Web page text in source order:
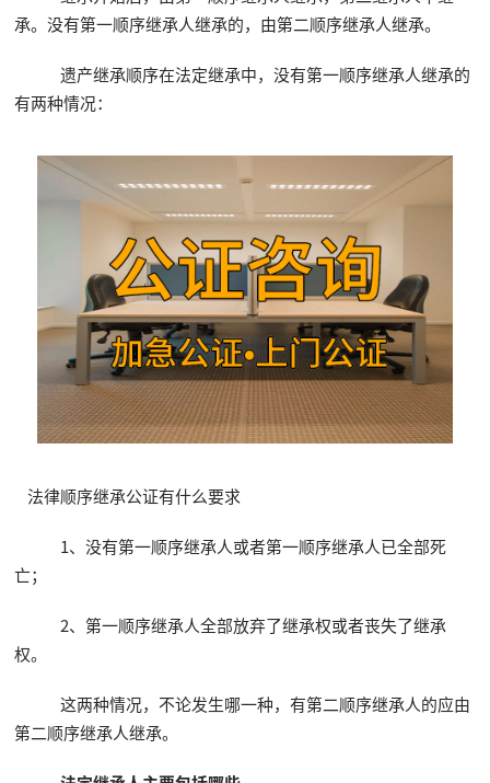
承。没有第一顺序继承人继承的，由第二顺序继承人继承。
遗产继承顺序在法定继承中，没有第一顺序继承人继承的
有两种情况：
法律顺序继承公证有什么要求
1、没有第一顺序继承人或者第一顺序继承人已全部死
亡；
2、第一顺序继承人全部放弃了继承权或者丧失了继承
权。
这两种情况，不论发生哪一种，有第二顺序继承人的应由
第二顺序继承人继承。